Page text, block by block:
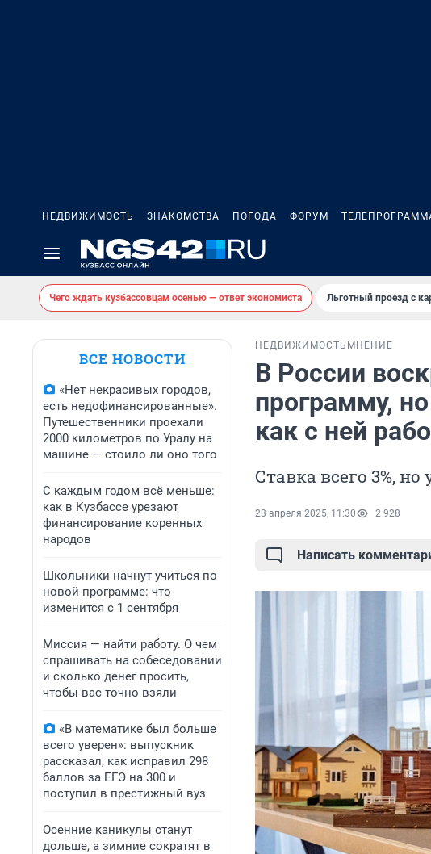
НЕДВИЖИМОСТЬ ЗНАКОМСТВА ПОГОДА ФОРУМ
Чего ждать кузбассовцам осенью — ответ экономиста Льготный проезд с
ВСЕ НОВОСТИ
«Нет некрасивых городов,
есть недофинансированные».
Путешественники проехали
2000 километров по Уралу на
машине — стоило ли оно того
С каждым годом всё меньше:
как в Кузбассе урезают
финансирование коренных
народов
Школьники начнут учиться по
новой программе: что
изменится с 1 сентября
Миссия — найти работу. О чем
спрашивать на собеседовании
и сколько денег просить,
чтобы вас точно взяли
«В математике был больше
всего уверен»: выпускник
рассказал, как исправил 298
баллов за ЕГЭ на 300 и
поступил в престижный вуз
Осенние каникулы станут
дольше, а зимние сократят в
НЕДВИЖИМОСТЬ МНЕНИЕ
В России
программу,
как с ней
Ставка всего 3%,
23 апреля 2025, 11:30 2 928
Написать